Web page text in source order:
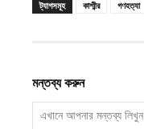
ট্যাগসমূহ কাশ্মীর গণহত্যা
মন্তব্য করুন